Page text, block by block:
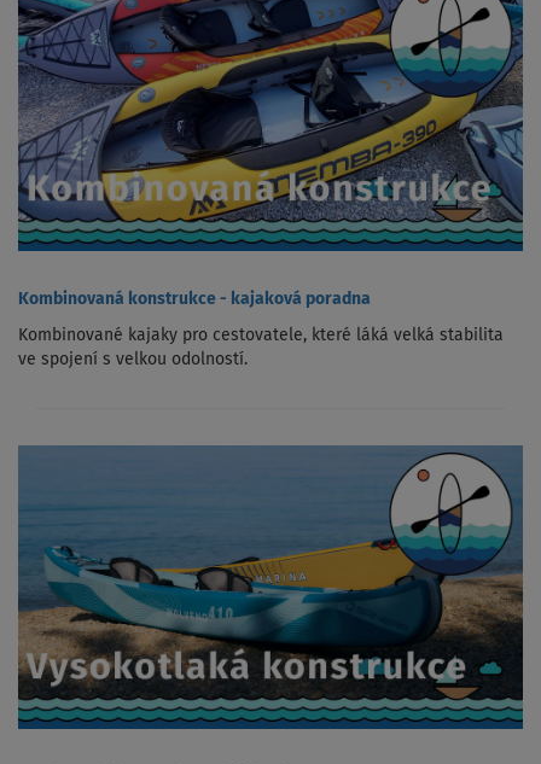
Kombinovaná konstrukce - kajaková poradna
Kombinované kajaky pro cestovatele, které láká velká stabilita
ve spojení s velkou odolností.